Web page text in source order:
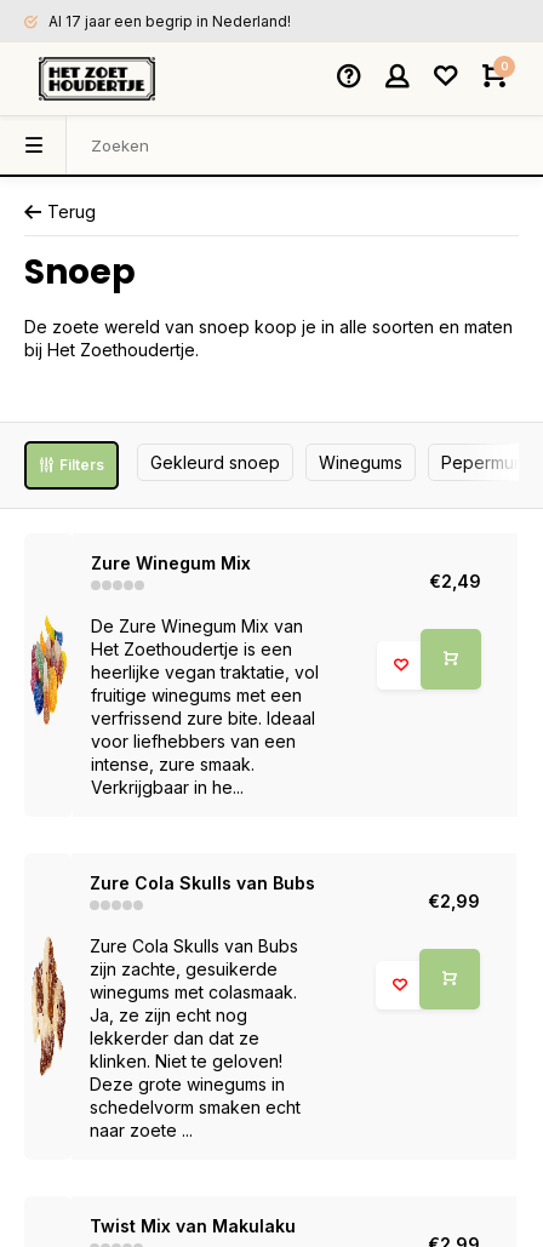
Al 17 jaar een begrip in Nederland!
0
Terug
Snoep
De zoete wereld van snoep koop je in alle soorten en maten
bij Het Zoethoudertje.
Gekleurd snoep Winegums Pepermunt
Filters
Zure Winegum Mix
De Zure Winegum Mix van
Het Zoethoudertje is een
heerlijke vegan traktatie, vol
fruitige winegums met een
verfrissend zure bite. Ideaal
voor liefhebbers van een
intense, zure smaak.
Verkrijgbaar in he...
€2,49
Zure Cola Skulls van Bubs
Zure Cola Skulls van Bubs
zijn zachte, gesuikerde
winegums met colasmaak.
Ja, ze zijn echt nog
lekkerder dan dat ze
klinken. Niet te geloven!
Deze grote winegums in
schedelvorm smaken echt
naar zoete ...
€2,99
Twist Mix van Makulaku